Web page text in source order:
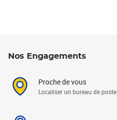
Nos Engagements
Proche de vous
Localiser un bureau de poste